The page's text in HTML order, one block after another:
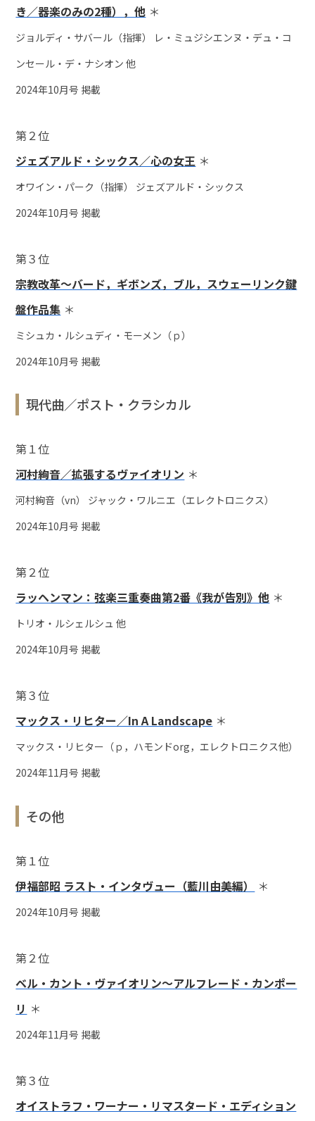
き／器楽のみの2種），他 ＊
ジョルディ・サバール（指揮） レ・ミュジシエンヌ・デュ・コ
ンセール・デ・ナシオン 他
2024年10月号 掲載
第２位
ジェズアルド・シックス／心の女王 ＊
オワイン・パーク（指揮） ジェズアルド・シックス
2024年10月号 掲載
第３位
宗教改革～バード，ギボンズ，ブル，スウェーリンク鍵
盤作品集 ＊
ミシュカ・ルシュディ・モーメン（ｐ）
2024年10月号 掲載
現代曲／ポスト・クラシカル
第１位
河村絢音／拡張するヴァイオリン ＊
河村絢音（vn） ジャック・ワルニエ（エレクトロニクス）
2024年10月号 掲載
第２位
ラッヘンマン：弦楽三重奏曲第2番《我が告別》他 ＊
トリオ・ルシェルシュ 他
2024年10月号 掲載
第３位
マックス・リヒター／In A Landscape ＊
マックス・リヒター（ｐ，ハモンドorg，エレクトロニクス他）
2024年11月号 掲載
その他
第１位
伊福部昭 ラスト・インタヴュー（藍川由美編）
＊
2024年10月号 掲載
第２位
ベル・カント・ヴァイオリン～アルフレード・カンポー
リ ＊
2024年11月号 掲載
第３位
オイストラフ・ワーナー・リマスタード・エディション